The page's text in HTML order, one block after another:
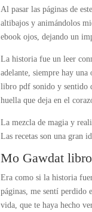
Al pasar las páginas de
altibajos y animándolos
ebook ojos, dejando un
La historia fue un leer
adelante, siempre hay
libro pdf sonido y sentido
huella que deja en el
La mezcla de magia y
Las recetas son una gran
Mo Gawdat
Era como si la historia
páginas, me sentí perdido
vida, que te haya hecho